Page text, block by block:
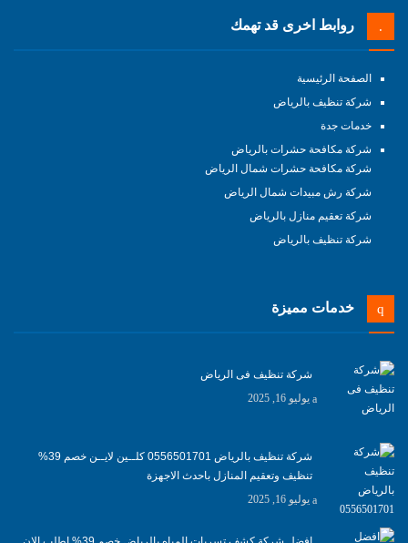
روابط اخرى قد تهمك
الصفحة الرئيسية
شركة تنظيف بالرياض
خدمات جدة
شركة مكافحة حشرات بالرياض
شركة مكافحة حشرات شمال الرياض
شركة رش مبيدات شمال الرياض
شركة تعقيم منازل بالرياض
شركة تنظيف بالرياض
خدمات مميزة
شركة تنظيف فى الرياض
يوليو 16, 2025
شركة تنظيف بالرياض 0556501701 كلــين لايــن خصم 39%
تنظيف وتعقيم المنازل باحدث الاجهزة
يوليو 16, 2025